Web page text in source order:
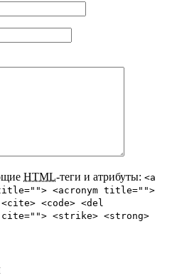
HTML-теги и атрибуты: <a
<acronym title="">
<code> <del
cite=""> <strike> <strong>